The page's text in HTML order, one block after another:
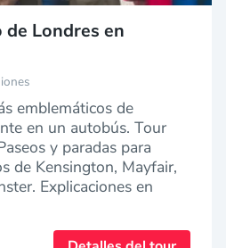
Londres en
emblemáticos de
en un autobús. Tour
y paradas para
de Kensington, Mayfair,
Explicaciones en